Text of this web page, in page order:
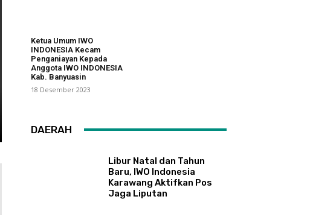
Ketua Umum IWO
INDONESIA Kecam
Penganiayan Kepada
Anggota IWO INDONESIA
Kab. Banyuasin
18 Desember 2023
DAERAH
Libur Natal dan Tahun
Baru, IWO Indonesia
Karawang Aktifkan Pos
Jaga Liputan